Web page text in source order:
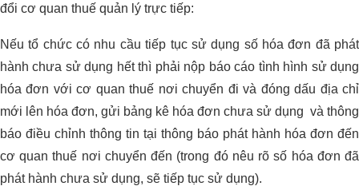
đổi cơ quan thuế quản lý trực tiếp:
Nếu tổ chức có nhu cầu tiếp tục sử dụng số hóa đơn đã phát
hành chưa sử dụng hết thì phải nộp báo cáo tình hình sử dụng
hóa đơn với cơ quan thuế nơi chuyển đi và đóng dấu địa chỉ
mới lên hóa đơn, gửi bảng kê hóa đơn chưa sử dụng và thông
báo điều chỉnh thông tin tại thông báo phát hành hóa đơn đến
cơ quan thuế nơi chuyển đến (trong đó nêu rõ số hóa đơn đã
phát hành chưa sử dụng, sẽ tiếp tục sử dụng).